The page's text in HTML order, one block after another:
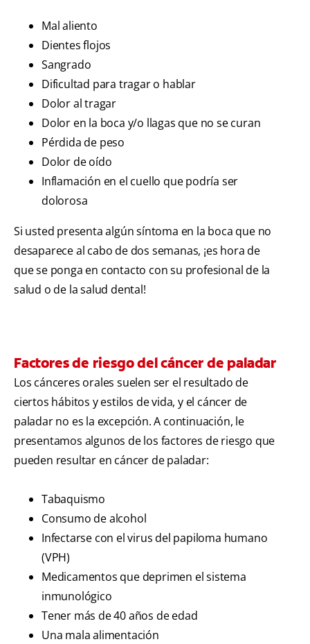
Mal aliento
Dientes flojos
Sangrado
Dificultad para tragar o hablar
Dolor al tragar
Dolor en la boca y/o llagas que no se curan
Pérdida de peso
Dolor de oído
Inflamación en el cuello que podría ser
dolorosa
Si usted presenta algún síntoma en la boca que no
desaparece al cabo de dos semanas, ¡es hora de
que se ponga en contacto con su profesional de la
salud o de la salud dental!
Factores de riesgo del cáncer de paladar
Los cánceres orales suelen ser el resultado de
ciertos hábitos y estilos de vida, y el cáncer de
paladar no es la excepción. A continuación, le
presentamos algunos de los factores de riesgo que
pueden resultar en cáncer de paladar:
Tabaquismo
Consumo de alcohol
Infectarse con el virus del papiloma humano
(VPH)
Medicamentos que deprimen el sistema
inmunológico
Tener más de 40 años de edad
Una mala alimentación